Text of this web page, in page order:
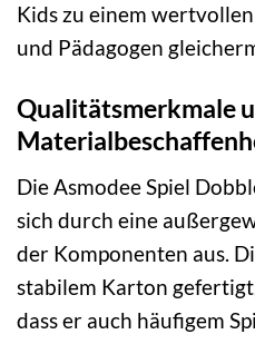
Kids zu einem
und Pädagogen
Qualitätsmerkmale
Die Asmodee Spiel
sich durch eine
der Komponenten aus.
stabilem Karton
dass er auch häufigem